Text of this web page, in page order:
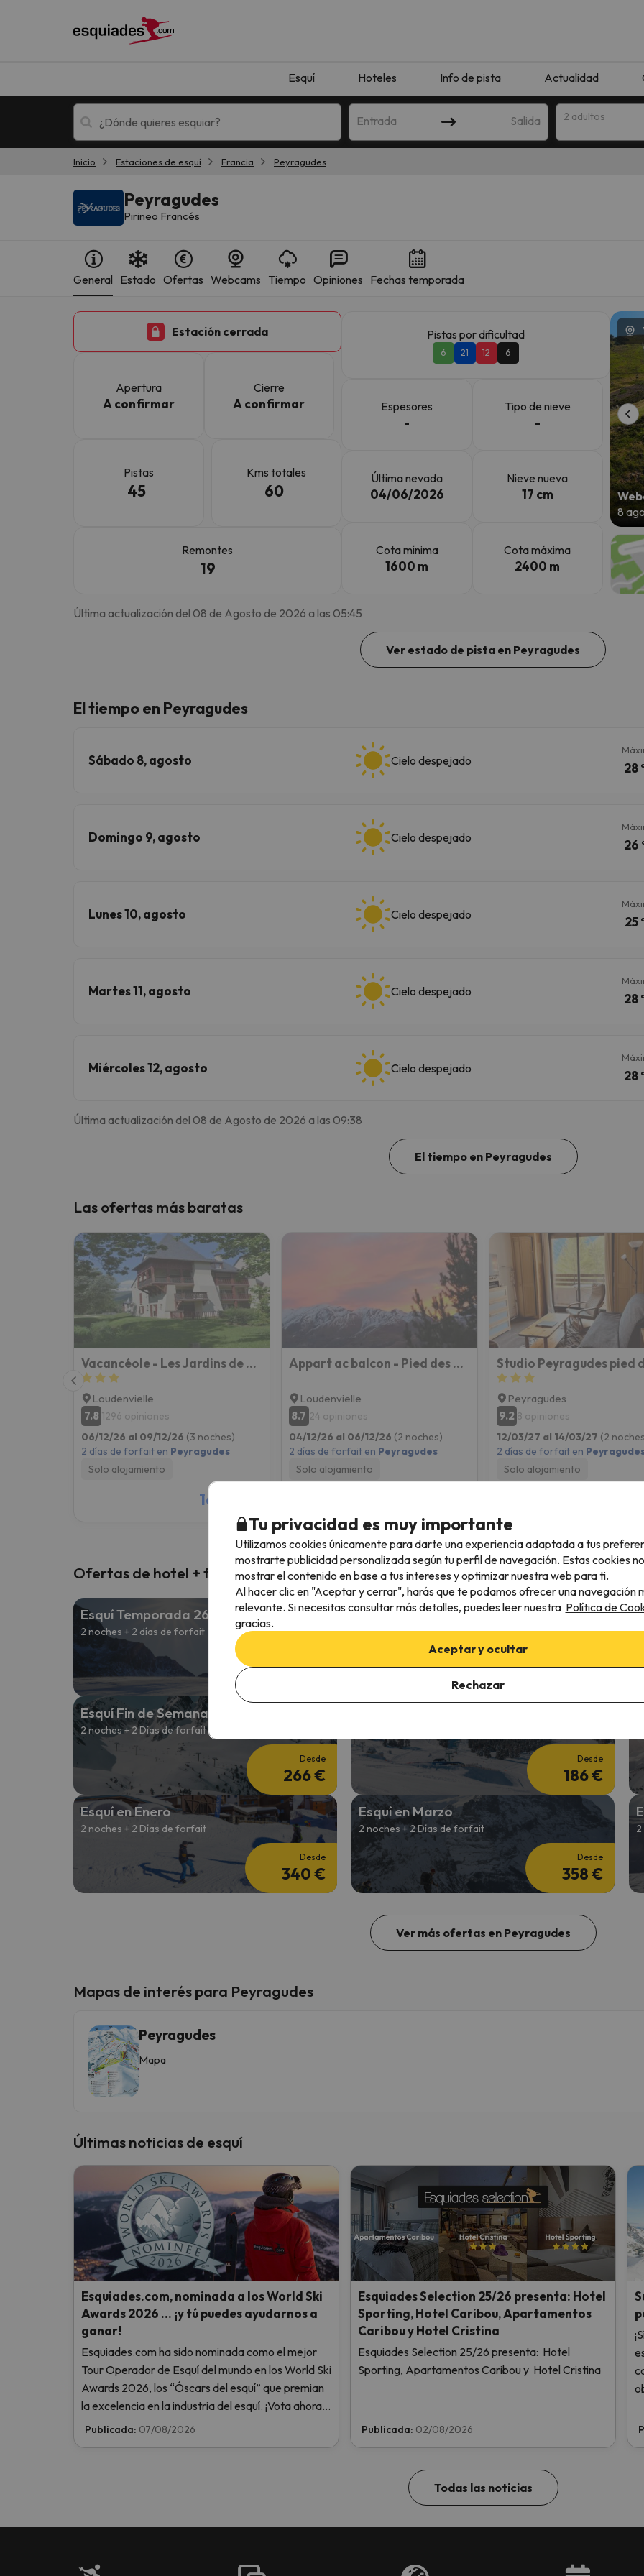
Esquí Hoteles Info de pista Actualidad
Entrada Salida 2 adultos
Inicio Estaciones de esquí Francia Peyragudes
Peyragudes
Pirineo Francés
General Estado Ofertas Webcams Tiempo Opiniones Fechas temporada
Estación cerrada
Apertura
A confirmar
Cierre
A confirmar
Pistas
45
Kms totales
60
Remontes
19
Pistas por dificultad
6 21 12 6
Espesores
-
Tipo de nieve
-
Última nevada
04/06/2026
Nieve nueva
17 cm
Cota mínima
1600 m
Cota máxima
2400 m
8
Última actualización del 08 de Agosto de 2026 a las 05:45
Ver estado de pista en Peyragudes
El tiempo en Peyragudes
Sábado 8, agosto Cielo despejado
28
Domingo 9, agosto Cielo despejado
26
Lunes 10, agosto Cielo despejado
25
Martes 11, agosto Cielo despejado
28
Miércoles 12, agosto Cielo despejado
28
Última actualización del 08 de Agosto de 2026 a las 09:38
El tiempo en Peyragudes
Las ofertas más baratas
Vacancéole - Les Jardins de Balnéa
Loudenvielle
7.8 1296 opiniones
06/12/26 al 09/12/26 (3 noches)
2 días de forfait en Peyragudes
Solo alojamiento
161 €
Appart ac balcon - Pied des pistes
Loudenvielle
8.7 24 opiniones
04/12/26 al 06/12/26 (2 noches)
2 días de forfait en Peyragudes
Solo alojamiento
Peyragudes
9.2 8 opiniones
12/03/27 al 14/03/27 (2
2 días de forfait en
Solo alojamiento
Ofertas de hotel + forfait
Esquí Temporada 26/27
2 noches + 2 días de forfait
Esquí Puente de Diciembre
3 noches + 2 Días de forfait
Esquí Fin de Semana
2 noches + 2 Días de forfait
Desde
266 €
Desde
186 €
Esquí en Enero
2 noches + 2 Días de forfait
Desde
340 €
Esquí en Marzo
2 noches + 2 Días de forfait
Desde
358 €
Ver más ofertas en Peyragudes
Mapas de interés para Peyragudes
Peyragudes
Mapa
Últimas noticias de esquí
Esquiades.com, nominada a los World Ski
Awards 2026 … ¡y tú puedes ayudarnos a
ganar!
Esquiades.com ha sido nominada como el mejor
Tour Operador de Esquí del mundo en los World Ski
Awards 2026, los “Óscars del esquí” que premian
la excelencia en la industria del esquí. ¡Vota ahora y
ayúdanos a alcanzar la cima!
Publicada: 07/08/2026
Esquiades Selection 25/26 presenta: Hotel
Sporting, Hotel Caribou, Apartamentos
Caribou y Hotel Cristina
Esquiades Selection 25/26 presenta: Hotel
Sporting, Apartamentos Caribou y Hotel Cristina
Publicada: 02/08/2026
Todas las noticias
Tu privacidad es muy importante
Utilizamos cookies únicamente para darte una experiencia adaptada a tus
mostrarte publicidad personalizada según tu perfil de navegación. Estas cookies
mostrar el contenido en base a tus intereses y optimizar nuestra web para ti.
Al hacer clic en "Aceptar y cerrar", harás que te podamos ofrecer una navegación
relevante. Si necesitas consultar más detalles, puedes leer nuestra Política de
gracias.
Aceptar y ocultar
Rechazar